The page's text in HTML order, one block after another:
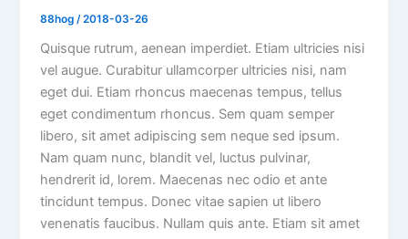
88hog /2018-03-26
Quisque rutrum, aenean imperdiet. Etiam ultricies nisi
vel augue. Curabitur ullamcorper ultricies nisi, nam
eget dui. Etiam rhoncus maecenas tempus, tellus
eget condimentum rhoncus. Sem quam semper
libero, sit amet adipiscing sem neque sed ipsum.
Nam quam nunc, blandit vel, luctus pulvinar,
hendrerit id, lorem. Maecenas nec odio et ante
tincidunt tempus. Donec vitae sapien ut libero
venenatis faucibus. Nullam quis ante. Etiam sit amet